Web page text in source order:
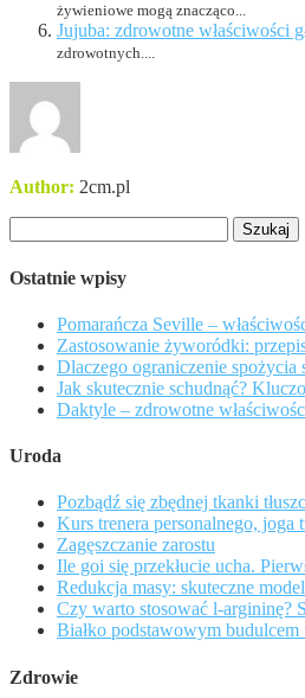
żywieniowe mogą znacząco...
Jujuba: zdrowotne właściwości
zdrowotnych....
Author: 2cm.pl
Ostatnie wpisy
Pomarańcza Seville –
Zastosowanie żyworódki:
Dlaczego ograniczenie
Jak skutecznie schudnąć?
Daktyle – zdrowotne
Uroda
Pozbądź się zbędnej tkanki
Kurs trenera personalnego,
Zagęszczanie zarostu
Ile goi się przekłucie ucha.
Redukcja masy: skuteczne
Czy warto stosować l-argininę?
Białko podstawowym
Zdrowie